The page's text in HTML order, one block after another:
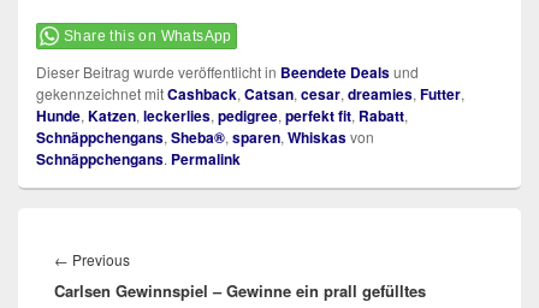
Share this on WhatsApp
Dieser Beitrag wurde veröffentlicht in Beendete Dealsund
gekennzeichnet mitCashback, Catsan, cesar, dreamies, Futter,
Hunde, Katzen, leckerlies, pedigree, perfekt fit, Rabatt,
Schnäppchengans, Sheba®, sparen, Whiskasvon
Schnäppchengans. Permalink
← PreviousPrevious
post:
Carlsen Gewinnspiel – Gewinne ein prall gefülltes